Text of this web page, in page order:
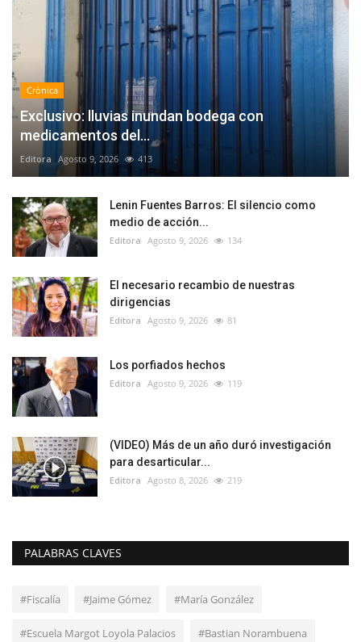
Crónica
Exclusivo: lluvias inundan bodega con
medicamentos del...
Editora Agosto 9, 2026 413
Lenin Fuentes Barros: El silencio como
medio de acción...
Editora Agosto 9, 2026 134
El necesario recambio de nuestras
dirigencias
Editora Agosto 9, 2026 81
Los porfiados hechos
Editora Agosto 9, 2026 119
(VIDEO) Más de un año duró investigación
para desarticular...
Editora Agosto 8, 2026 219
PALABRAS CLAVES
#Fiscalía #Jaime Gómez #María González
#Escuela Margot Loyola Palacios #Bastian Norambuena